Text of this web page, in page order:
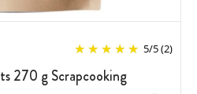
5/5(2)
270 g Scrapcooking